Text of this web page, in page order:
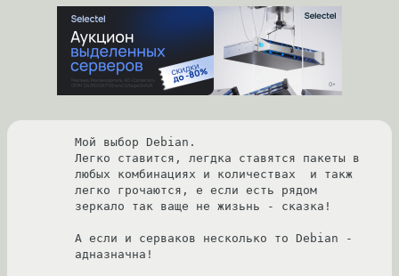
Мой выбор Debian.
Легко ставится, легдка ставятся пакеты в
любых комбинациях и количествах  и такж
легко грочаются, е если есть рядом
зеркало так ваще не жизьнь - сказка!
А если и серваков несколько то Debian -